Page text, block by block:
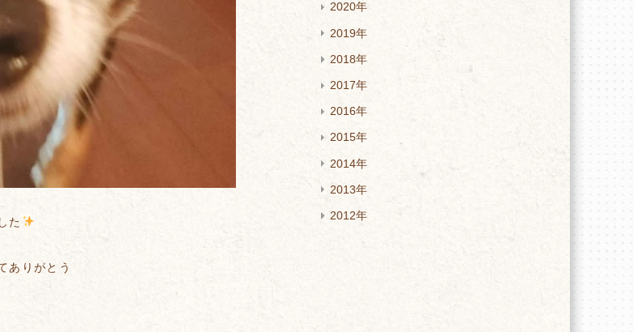
た
ありがとう
2020年
2019年
2018年
2017年
2016年
2015年
2014年
2013年
2012年